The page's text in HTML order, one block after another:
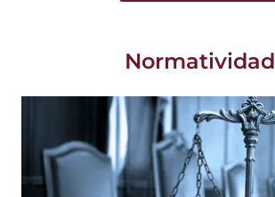
Normatividad